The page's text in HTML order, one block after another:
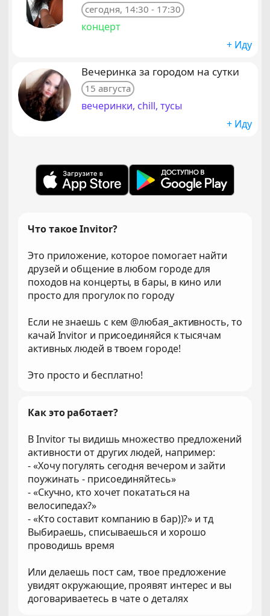
сегодня, 14:30 - 17:30
концерт
+ Иду
Вечеринка за городом на сутки
15 августа
вечеринки, chill, тусы
+ Иду
Что такое Invitor?
Это приложение, которое помогает найти
друзей и общение в любом городе для
походов на концерты, в бары, в кино или
просто для прогулок по городу
Если не знаешь с кем @любая_активность, то
качай Invitor и присоединяйся к тысячам
активных людей в твоем городе!
Это просто и бесплатно!
Как это работает?
В Invitor ты видишь множество предложений
активности от других людей, например:
- «Хочу погулять сегодня вечером и зайти
поужинать - присоединяйтесь»
- «Скучно, кто хочет покататься на
велосипедах?»
- «Кто составит компанию в бар))?» и тд
Выбираешь, списываешься и хорошо
проводишь время
Или делаешь пост сам, твое предложение
увидят окружающие, проявят интерес и вы
договариваетесь в чате о деталях